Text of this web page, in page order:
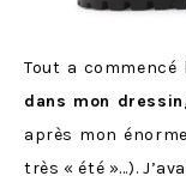
Tout a commencé
dans mon
après mon
très « été »…).